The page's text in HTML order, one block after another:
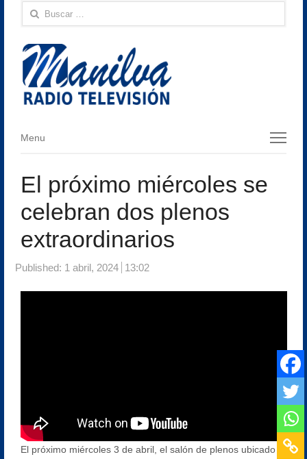
Buscar:
Menu
Menu
El próximo miércoles se
celebran dos plenos
extraordinarios
Published: 1 abril, 2024 13:02
El próximo miércoles 3 de abril, el salón de plenos ubicado